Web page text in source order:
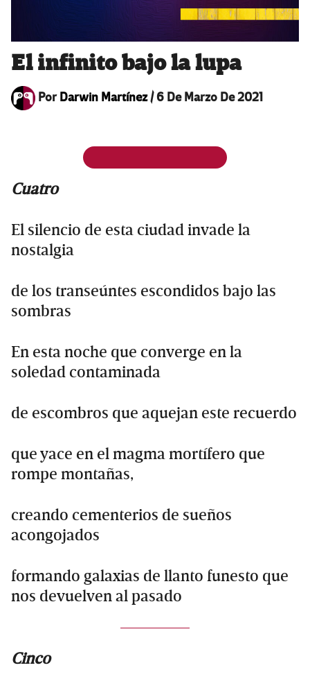
El infinito bajo la lupa
Por Darwin Martínez/6 De Marzo De 2021
Cuatro
El silencio de esta ciudad invade la
nostalgia
de los transeúntes escondidos bajo las
sombras
En esta noche que converge en la
soledad contaminada
de escombros que aquejan este recuerdo
que yace en el magma mortífero que
rompe montañas,
creando cementerios de sueños
acongojados
formando galaxias de llanto funesto que
nos devuelven al pasado
Cinco